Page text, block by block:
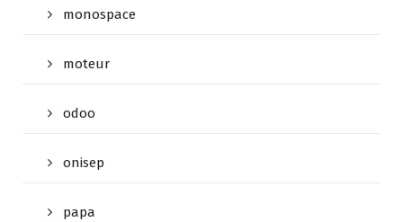
monospace
moteur
odoo
onisep
papa